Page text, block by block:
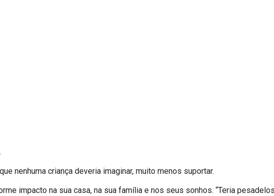
nenhuma criança deveria imaginar, muito menos suportar.
impacto na sua casa, na sua família e nos seus sonhos. “Teria